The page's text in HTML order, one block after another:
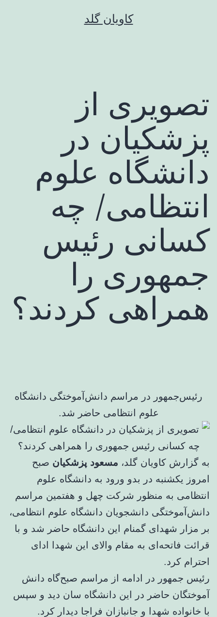
کاویان گلد
تصویری از
پزشکیان در
دانشگاه علوم
انتظامی/ چه
کسانی رئیس
جمهوری را
همراهی کردند؟
رئیس‌جمهور در مراسم دانش‌آموختگی دانشگاه
علوم انتظامی حاضر شد.
به گزارش کاویان گلد، مسعود پزشکیان صبح
امروز یکشنبه در بدو ورود به دانشگاه علوم
انتظامی به منظور شرکت چهل و هفتمین مراسم
دانش‌آموختگی دانشجویان دانشگاه علوم انتظامی،
بر مزار شهدای گمنام این دانشگاه حاضر شد و با
قرائت فاتحه‌ای به مقام والای این شهدا ادای
احترام کرد.
رئیس جمهور در ادامه از مراسم صبح‌گاه دانش
آموختگان حاضر در این دانشگاه سان دید و سپس
با خانواده شهدا و جانبازان فراجا دیدار کرد.